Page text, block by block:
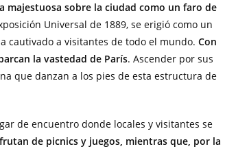
majestuosa sobre la ciudad como un faro de
Universal de 1889, se erigió como un
cautivado a visitantes de todo el mundo. Con
la vastedad de París. Ascender por sus
que danzan a los pies de esta estructura de
de encuentro donde locales y visitantes se
de picnics y juegos, mientras que, por la